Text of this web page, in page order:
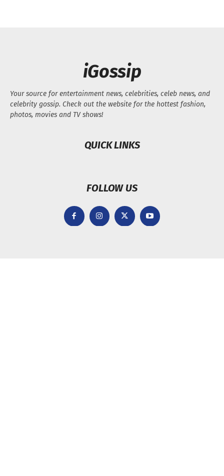
iGossip
Your source for entertainment news, celebrities, celeb news, and
celebrity gossip. Check out the website for the hottest fashion,
photos, movies and TV shows!
QUICK LINKS
FOLLOW US